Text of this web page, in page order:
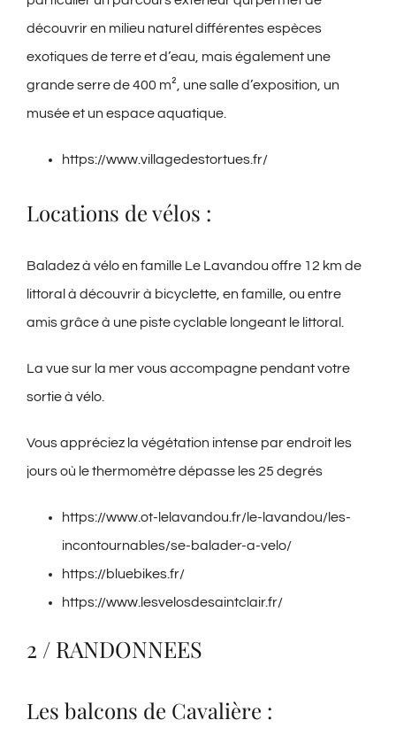
découvrir en milieu naturel différentes espèces
exotiques de terre et d’eau, mais également une
grande serre de 400 m², une salle d’exposition, un
musée et un espace aquatique.
https://www.villagedestortues.fr/
Locations de vélos :
Baladez à vélo en famille Le Lavandou offre 12 km de
littoral à découvrir à bicyclette, en famille, ou entre
amis grâce à une piste cyclable longeant le littoral.
La vue sur la mer vous accompagne pendant votre
sortie à vélo.
Vous appréciez la végétation intense par endroit les
jours où le thermomètre dépasse les 25 degrés
https://www.ot-lelavandou.fr/le-lavandou/les-
incontournables/se-balader-a-velo/
https://bluebikes.fr/
https://www.lesvelosdesaintclair.fr/
2 / RANDONNEES
Les balcons de Cavalière :